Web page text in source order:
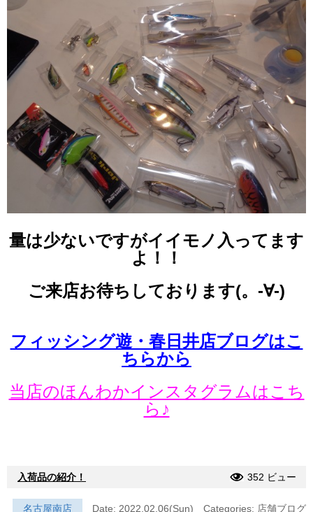
量は少ないですがイイモノ入ってます
よ！！
ご来店お待ちしております(。-∀-)
フィッシング遊・春日井店ブログはこ
ちらから
当店のほんわかインスタグラムはこち
ら♪
入荷品の紹介！ 352 ビュー
名古屋南店 Date: 2022.02.06(Sun) Categories: 店舗ブログ